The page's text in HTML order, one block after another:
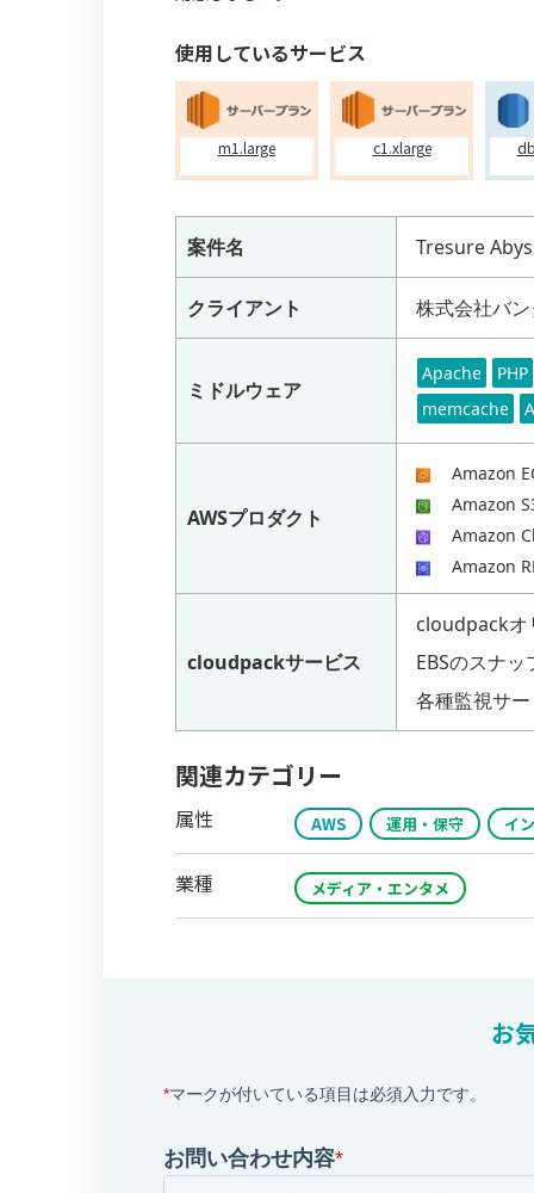
使用しているサービス
m1.large c1.xlarge
案件名 Tresure
クライアント 株式会社バ
ミドルウェア
Apache
PHP
memcache
AWSプロダクト
Amazon
Amazon
Amazon
Amazon
cloudpackサービス
cloudpackオ
EBSのスナ
各種監視サ
関連カテゴリー
属性 AWS 運用・保守 イ
業種 メディア・エンタメ
お